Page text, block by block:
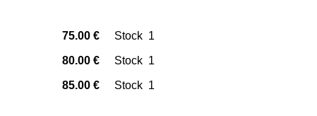
75.00 €
80.00 € Stock 1
85.00 € Stock 1
Stock 1